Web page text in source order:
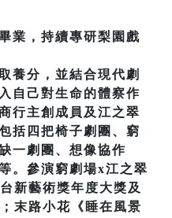
業，持續專研梨園戲
養分，並結合現代劇
自己對生命的體察作
行主創成員及江之翠
括四把椅子劇團、窮
一劇團、想像協作
。參演窮劇場x江之翠
新藝術獎年度大獎及
末路小花《睡在風景